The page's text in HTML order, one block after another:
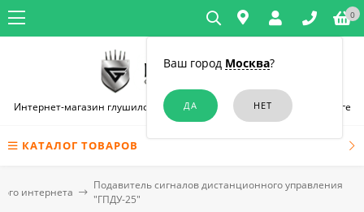
Ваш город Москва?
0
Интернет-магазин глушилок связи и диктофонов в Санкт-Петербурге
КАТАЛОГ ТОВАРОВ
интернета
Подавитель сигналов дистанционного управления
"ГПДУ-25"